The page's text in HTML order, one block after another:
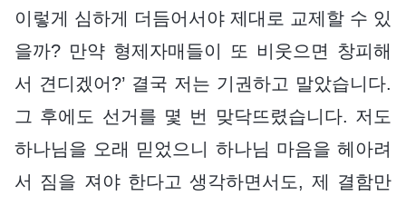
이렇게 심하게 더듬어서야 제대로 교제할 수 있
을까? 만약 형제자매들이 또 비웃으면 창피해
서 견디겠어?’ 결국 저는 기권하고 말았습니다.
그 후에도 선거를 몇 번 맞닥뜨렸습니다. 저도
하나님을 오래 믿었으니 하나님 마음을 헤아려
서 짐을 져야 한다고 생각하면서도, 제 결함만